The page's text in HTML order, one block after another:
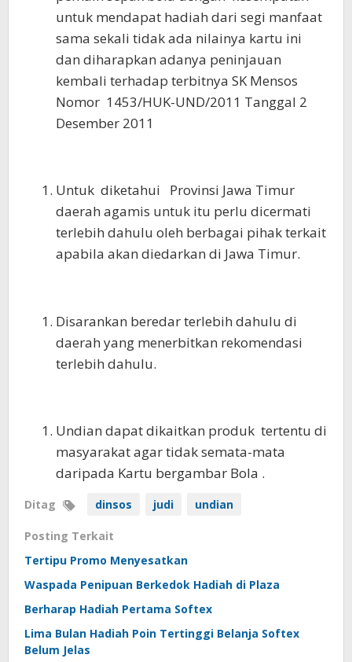
untuk mendapat hadiah dari segi manfaat
sama sekali tidak ada nilainya kartu ini
dan diharapkan adanya peninjauan
kembali terhadap terbitnya SK Mensos
Nomor 1453/HUK-UND/2011 Tanggal 2
Desember 2011
Untuk diketahui Provinsi Jawa Timur
daerah agamis untuk itu perlu dicermati
terlebih dahulu oleh berbagai pihak terkait
apabila akan diedarkan di Jawa Timur.
Disarankan beredar terlebih dahulu di
daerah yang menerbitkan rekomendasi
terlebih dahulu.
Undian dapat dikaitkan produk tertentu di
masyarakat agar tidak semata-mata
daripada Kartu bergambar Bola .
Ditag dinsos judi undian
Posting Terkait
Tertipu Promo Menyesatkan
Waspada Penipuan Berkedok Hadiah di Plaza
Berharap Hadiah Pertama Softex
Lima Bulan Hadiah Poin Tertinggi Belanja Softex
Belum Jelas